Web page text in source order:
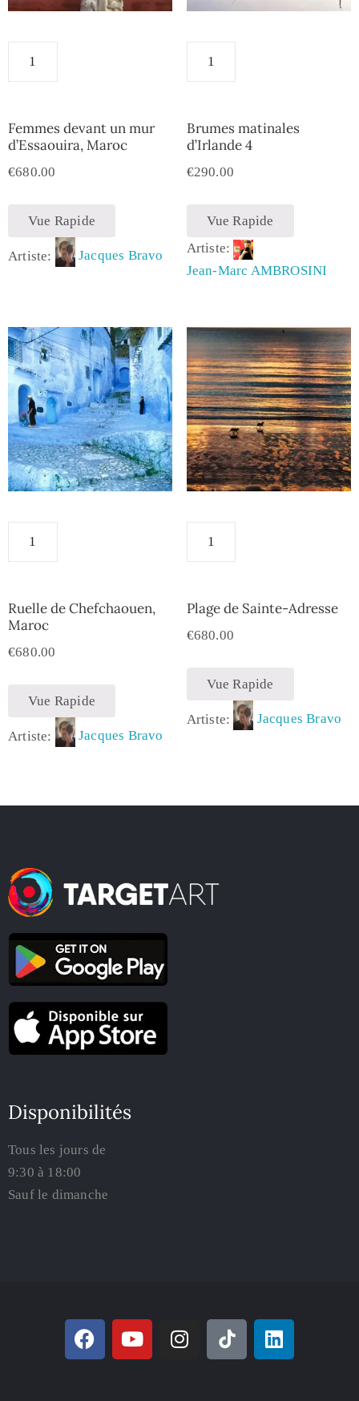
Femmes devant un mur
d’Essaouira, Maroc
€680.00
Vue Rapide
Artiste: Jacques Bravo
Brumes matinales
d’Irlande 4
€290.00
Vue Rapide
Artiste:
Jean-Marc AMBROSINI
Ruelle de Chefchaouen,
Maroc
€680.00
Vue Rapide
Artiste: Jacques Bravo
Plage de Sainte-Adresse
€680.00
Vue Rapide
Artiste: Jacques Bravo
Disponibilités
Tous les jours de
9:30 à 18:00
Sauf le dimanche